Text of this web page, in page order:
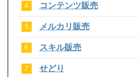
コンテンツ販売
メルカリ販売
スキル販売
せどり